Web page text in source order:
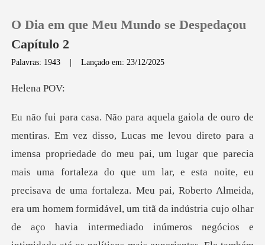
Loja
Histórico
Sair
Baixar App
O Dia em que Meu Mundo se Despedaçou
Capítulo 2
Palavras: 1943 |Lançado em: 23/12/2025
ena
ecia
mais uma fortaleza do que um lar, e esta noite, eu
precisava de uma fortaleza. Meu pai, Roberto Almeida,
era um homem formidável, um titã da indústria